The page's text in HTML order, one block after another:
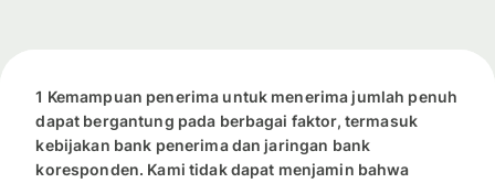
1 Kemampuan penerima untuk menerima jumlah penuh
dapat bergantung pada berbagai faktor, termasuk
kebijakan bank penerima dan jaringan bank
koresponden. Kami tidak dapat menjamin bahwa